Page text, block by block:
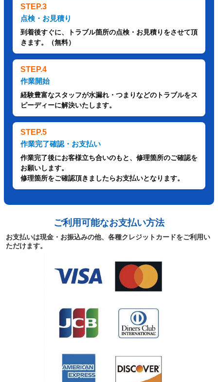
STEP.3
点検・お見積り
到着後すぐに、トラブル箇所の点検・お見積りをさせて頂
きます。（無料）
STEP.4
作業開始
経験豊富なスタッフが水漏れ・つまりなどのトラブルをス
ピーディーに解決いたします。
STEP.5
作業完了確認・お支払い
作業完了後にお客様立ち合いのもと、修理箇所のご確認を
お願いします。
修理箇所をご確認頂きましたらお支払いとなります。
ご利用可能なお支払い方法
お支払いは現金・お振込みの他、各種クレジットカードをご利用い
ただけます。